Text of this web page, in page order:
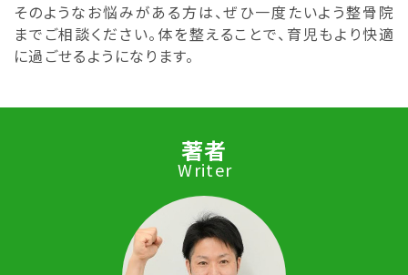
そのようなお悩みがある方は、ぜひ一度たいよう整骨院
までご相談ください。体を整えることで、育児もより快適
に過ごせるようになります。
著者
Writer